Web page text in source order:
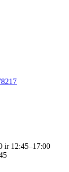
ir 12:45–17:00